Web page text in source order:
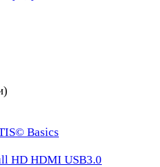
Basics
HD HDMI USB3.0